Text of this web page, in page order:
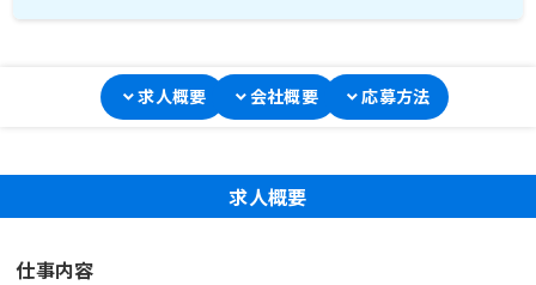
求人概要 会社概要 応募方法
求人概要
仕事内容